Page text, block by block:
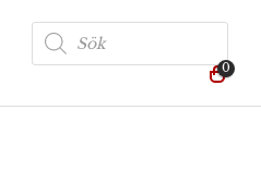
Produktsökning
0